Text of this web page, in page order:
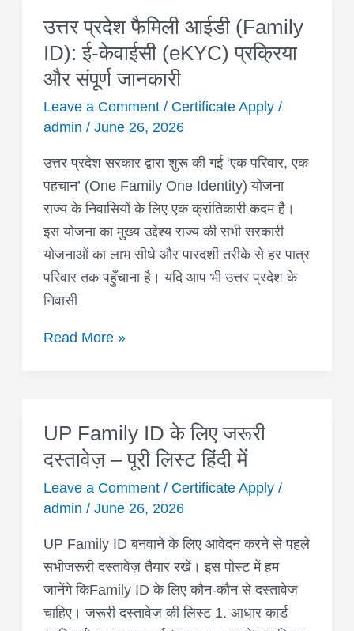
उत्तर प्रदेश फैमिली आईडी (Family
ID): ई-केवाईसी (eKYC) प्रक्रिया
और संपूर्ण जानकारी
Leave a Comment / Certificate Apply/
admin / June 26, 2026
उत्तर प्रदेश सरकार द्वारा शुरू की गई ‘एक परिवार, एक
पहचान’ (One Family One Identity) योजना
राज्य के निवासियों के लिए एक क्रांतिकारी कदम है।
इस योजना का मुख्य उद्देश्य राज्य की सभी सरकारी
योजनाओं का लाभ सीधे और पारदर्शी तरीके से हर पात्र
परिवार तक पहुँचाना है। यदि आप भी उत्तर प्रदेश के
निवासी
उत्तर
प्रदेश
फैमिली
(Family
ई-
केवाईसी
(eKYC)
प्रक्रिया
और
संपूर्ण
जानकारी
Read More »
UP Family ID के लिए जरूरी
दस्तावेज़ – पूरी लिस्ट हिंदी में
Leave a Comment / Certificate Apply/
admin / June 26, 2026
UP Family ID बनवाने के लिए आवेदन करने से पहले
सभीजरूरी दस्तावेज़ तैयार रखें। इस पोस्ट में हम
जानेंगे किFamily ID के लिए कौन-कौन से दस्तावेज़
चाहिए। जरूरी दस्तावेज़ की लिस्ट 1. आधार कार्ड
UP
Family
जरूरी
दस्तावेज़
–
पूरी